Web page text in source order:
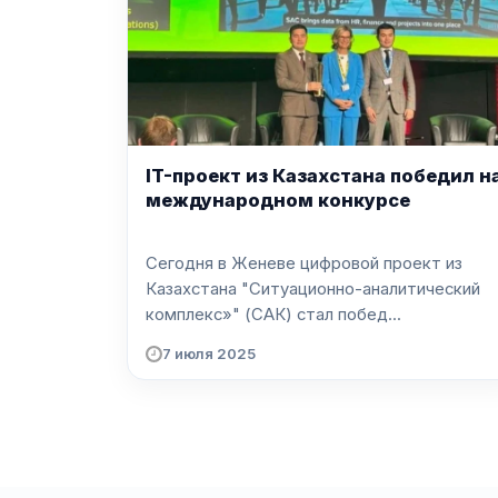
IT-проект из Казахстана победил
международном конкурсе
Сегодня в Женеве цифровой проект из
Казахстана "Ситуационно-аналитический
комплекс»" (САК) стал побед...
7 июля 2025